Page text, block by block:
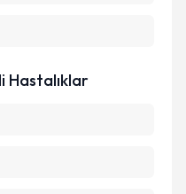
Hastalıklar